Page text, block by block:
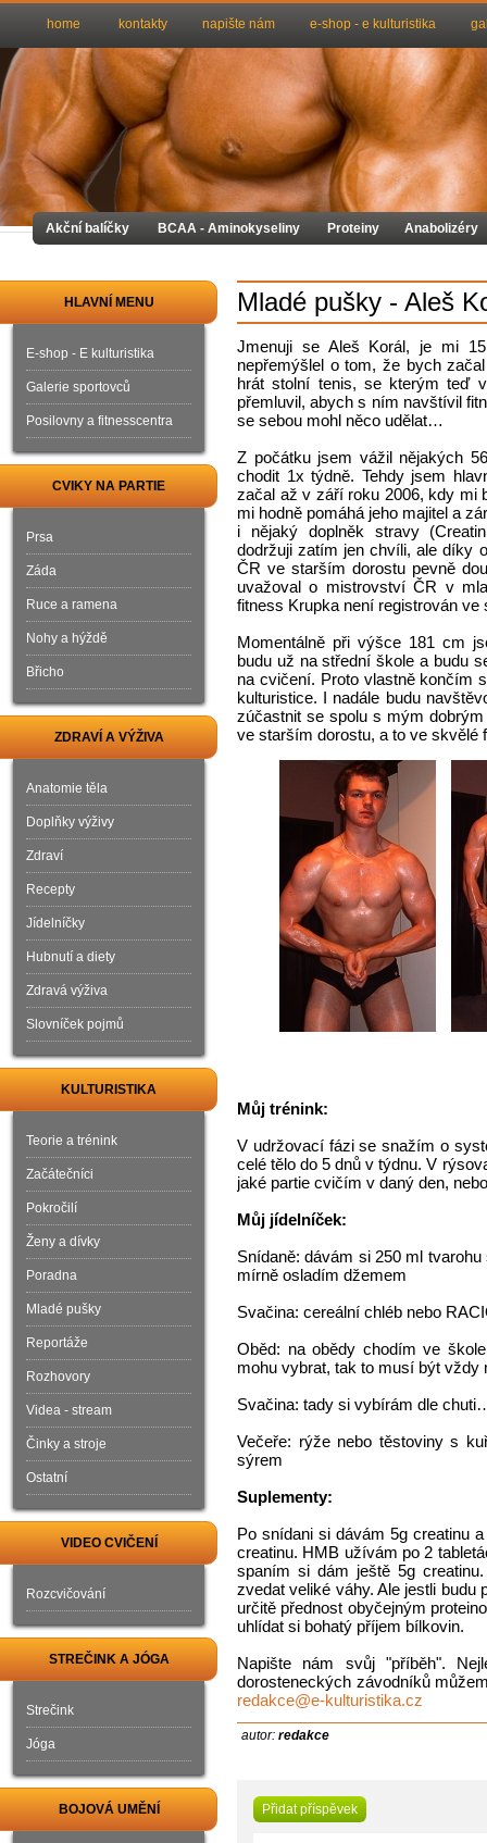
Mladé pušky - Aleš
Jmenuji se Aleš Korál, je mi
nepřemýšlel o tom, že bych
hrát stolní tenis, se kterým teď
přemluvil, abych s ním navštívil
se sebou mohl něco udělat…
Z počátku jsem vážil nějakých
chodit 1x týdně. Tehdy jsem
začal až v září roku 2006, kdy mi
mi hodně pomáhá jeho majitel a
i nějaký doplněk stravy
dodržuji zatím jen chvíli, ale díky
ČR ve starším dorostu pevně
uvažoval o mistrovství ČR v
fitness Krupka není registrován
Momentálně při výšce 181 cm
budu už na střední škole a budu
na cvičení. Proto vlastně končím
kulturistice. I nadále budu
zúčastnit se spolu s mým
ve starším dorostu, a to ve skvělé
Můj trénink:
V udržovací fázi se snažím o
celé tělo do 5 dnů v týdnu. V
jaké partie cvičím v daný den,
Můj jídelníček:
Snídaně: dávám si 250 ml
mírně osladím džemem
Svačina: cereální chléb nebo
Oběd: na obědy chodím ve
mohu vybrat, tak to musí být vždy
Svačina: tady si vybírám dle
Večeře: rýže nebo těstoviny s
sýrem
Suplementy:
Po snídani si dávám 5g creatinu
creatinu. HMB užívám po 2
spaním si dám ještě 5g
zvedat veliké váhy. Ale jestli
určitě přednost obyčejným
uhlídat si bohatý příjem bílkovin.
Napište nám svůj "příběh".
dorosteneckých závodníků
redakce@e-kulturistika.cz
autor: redakce
Přidat příspěvek
HLAVNÍ MENU
E-shop - E kulturistika
Galerie sportovců
Posilovny a fitnesscentra
CVIKY NA PARTIE
Prsa
Záda
Ruce a ramena
Nohy a hýždě
Břicho
ZDRAVÍ A VÝŽIVA
Anatomie těla
Doplňky výživy
Zdraví
Recepty
Jídelníčky
Hubnutí a diety
Zdravá výživa
Slovníček pojmů
KULTURISTIKA
Teorie a trénink
Začátečníci
Pokročilí
Ženy a dívky
Poradna
Mladé pušky
Reportáže
Rozhovory
Videa - stream
Činky a stroje
Ostatní
VIDEO CVIČENÍ
Rozcvičování
STREČINK A JÓGA
Strečink
Jóga
BOJOVÁ UMĚNÍ
home kontakty napište nám e-shop - e kulturistika
Akční balíčky BCAA - Aminokyseliny Proteiny Anabolizéry